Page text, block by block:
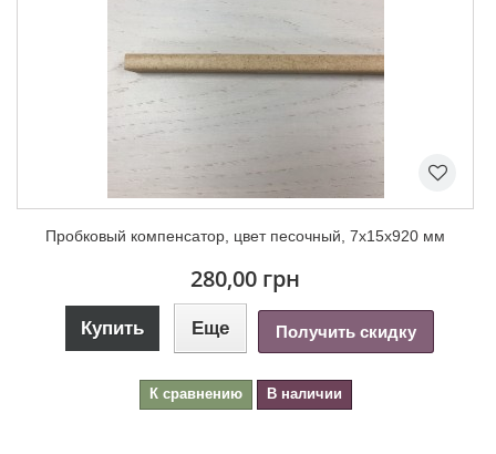
Пробковый компенсатор, цвет песочный, 7х15х920 мм
280,00 грн
Купить Еще Получить скидку
К сравнению В наличии